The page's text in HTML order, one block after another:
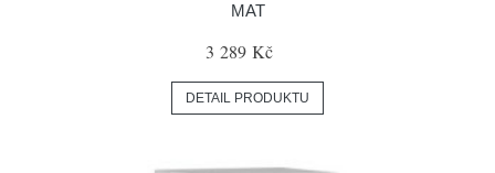
MAT
3 289 Kč
DETAIL PRODUKTU